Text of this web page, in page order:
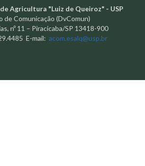
Agricultura "Luiz de Queiroz" - USP
de Comunicação (DvComun)
nº 11 – Piracicaba/SP 13418-900
E-mail: acom.esalq@usp.br